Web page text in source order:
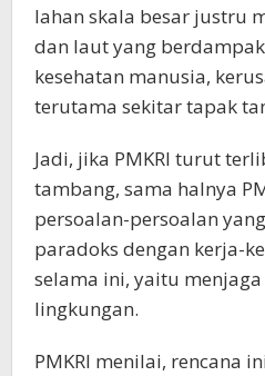
lahan skala besar justru
dan laut yang
kesehatan manusia,
terutama sekitar tapak
Jadi, jika PMKRI turut
tambang, sama halnya
persoalan-persoalan
paradoks dengan kerja-
selama ini, yaitu
lingkungan.
PMKRI menilai, rencana